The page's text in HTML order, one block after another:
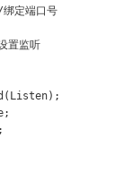
口号
听